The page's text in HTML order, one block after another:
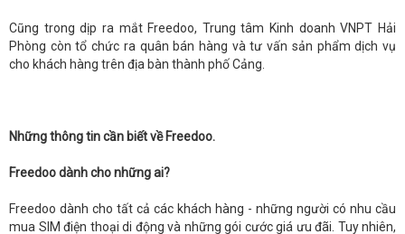
Cũng trong dịp ra mắt Freedoo, Trung tâm Kinh doanh VNPT Hải
Phòng còn tổ chức ra quân bán hàng và tư vấn sản phẩm dịch vụ
cho khách hàng trên địa bàn thành phố Cảng.
Những thông tin cần biết về Freedoo.
Freedoo dành cho những ai?
Freedoo dành cho tất cả các khách hàng - những người có nhu cầu
mua SIM điện thoại di động và những gói cước giá ưu đãi. Tuy nhiên,